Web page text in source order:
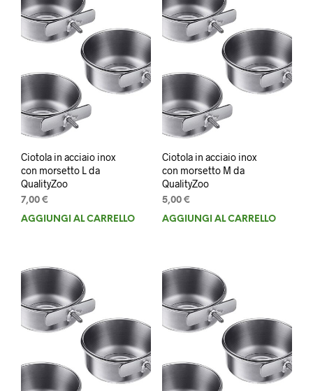
Ciotola in acciaio inox
con morsetto L da
QualityZoo
7,00 €
AGGIUNGI AL CARRELLO
Ciotola in acciaio inox
con morsetto M da
QualityZoo
5,00 €
AGGIUNGI AL CARRELLO